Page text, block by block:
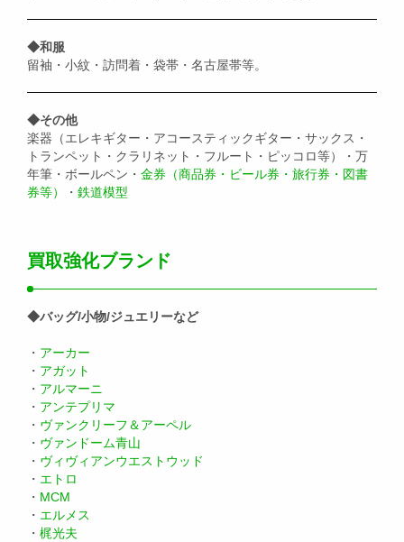
◆和服
留袖・小紋・訪問着・袋帯・名古屋帯等。
◆その他
楽器（エレキギター・アコースティックギター・サックス・
トランペット・クラリネット・フルート・ピッコロ等）・万
年筆・ボールペン・ 金券（商品券・ビール券・旅行券・図書
券等）
・ 鉄道模型
買取強化ブランド
◆バッグ/小物/ジュエリーなど
・ アーカー
・ アガット
・ アルマーニ
・ アンテプリマ
・ ヴァンクリーフ＆アーペル
・ ヴァンドーム青山
・ ヴィヴィアンウエストウッド
・ エトロ
・ MCM
・ エルメス
・ 梶光夫